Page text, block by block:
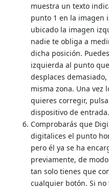
muestra un texto
punto 1 en la imagen
ubicado la imagen
nadie te obliga a
dicha posición.
izquierda al punto
desplaces
misma zona. Una vez
quieres corregir,
dispositivo de entrada.
Comprobarás que
digitalices el punto
pero él ya se ha
previamente, de
tan solo tienes que
cualquier botón. Si